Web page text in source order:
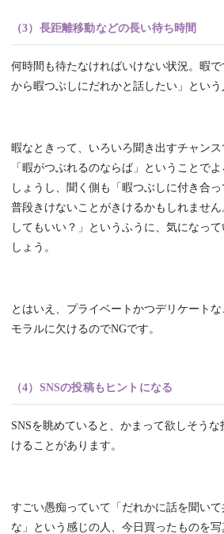
（3）長距離移動などの長い待ち時間
何時間も待たなければいけない状況。暇
から暇つぶしにだれかと話したい」という
暇なときって、いろいろ聞き出すチャン
「暇がつぶれるのならば」ということで
しょうし、聞く側も「暇つぶしに付き合
普段きけないことがきけるかもしれませ
してもいい？」というふうに、気になっ
しょう。
とはいえ、プライベートかつデリケート
モラルに欠けるのでNGです。
（4）SNSの投稿もヒントになる
SNSを眺めていると、かまって欲しそう
けることがあります。
すごい愚痴っていて「だれかに話を聞い
な」という感じの人、今日買ったものを